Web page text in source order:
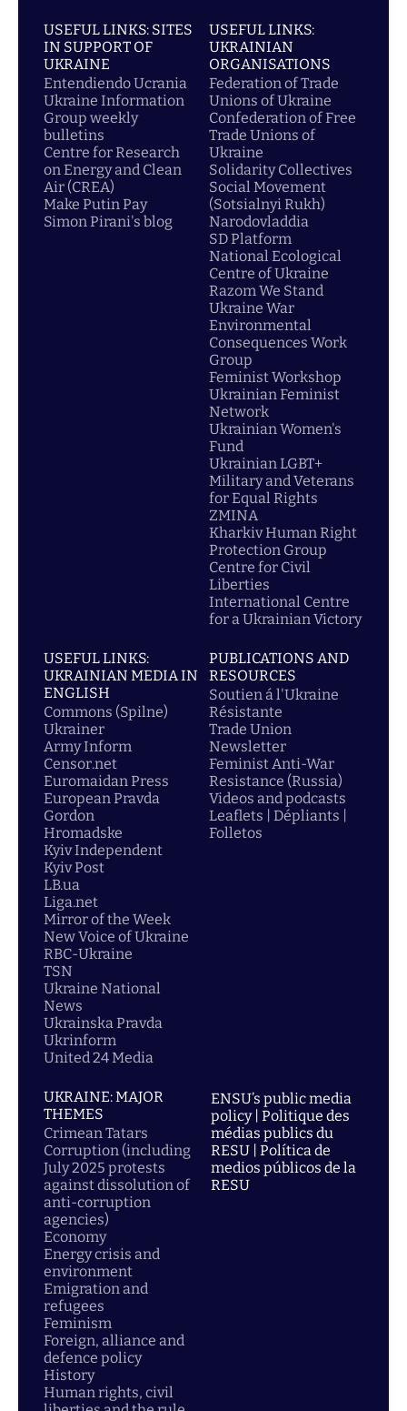
USEFUL LINKS: SITES
IN SUPPORT OF
UKRAINE
Entendiendo Ucrania
Ukraine Information
Group weekly
bulletins
Centre for Research
on Energy and Clean
Air (CREA)
Make Putin Pay
Simon Pirani's blog
USEFUL LINKS:
UKRAINIAN
ORGANISATIONS
Federation of Trade
Unions of Ukraine
Confederation of Free
Trade Unions of
Ukraine
Solidarity Collectives
Social Movement
(Sotsialnyi Rukh)
Narodovladdia
SD Platform
National Ecological
Centre of Ukraine
Razom We Stand
Ukraine War
Environmental
Consequences Work
Group
Feminist Workshop
Ukrainian Feminist
Network
Ukrainian Women's
Fund
Ukrainian LGBT+
Military and Veterans
for Equal Rights
ZMINA
Kharkiv Human Right
Protection Group
Centre for Civil
Liberties
International Centre
for a Ukrainian Victory
USEFUL LINKS:
UKRAINIAN MEDIA IN
ENGLISH
Commons (Spilne)
Ukrainer
Army Inform
Censor.net
Euromaidan Press
European Pravda
Gordon
Hromadske
Kyiv Independent
Kyiv Post
LB.ua
Liga.net
Mirror of the Week
New Voice of Ukraine
RBC-Ukraine
TSN
Ukraine National
News
Ukrainska Pravda
Ukrinform
United 24 Media
PUBLICATIONS AND
RESOURCES
Soutien á l'Ukraine
Résistante
Trade Union
Newsletter
Feminist Anti-War
Resistance (Russia)
Videos and podcasts
Leaflets | Dépliants |
Folletos
UKRAINE: MAJOR
THEMES
Crimean Tatars
Corruption (including
July 2025 protests
against dissolution of
anti-corruption
agencies)
Economy
Energy crisis and
environment
Emigration and
refugees
Feminism
Foreign, alliance and
defence policy
History
Human rights, civil
ENSU’s public media
policy | Politique des
médias publics du
RESU | Política de
medios públicos de la
RESU